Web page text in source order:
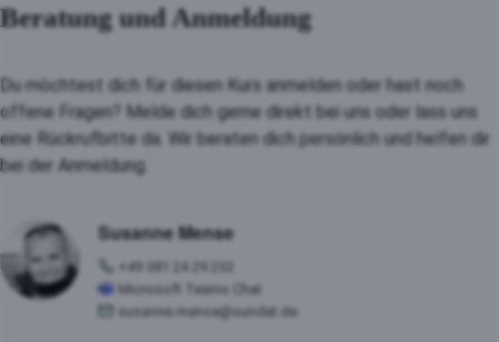
Beratung und Anmeldung
Du möchtest dich für diesen Kurs anmelden oder hast noch
offene Fragen? Melde dich gerne direkt bei uns oder lass uns
eine Rückrufbitte da. Wir beraten dich persönlich und helfen dir
bei der Anmeldung.
Susanne Mense
+49 381 24 29 232
Microsoft Teams Chat
susanne.mense@sundat.de